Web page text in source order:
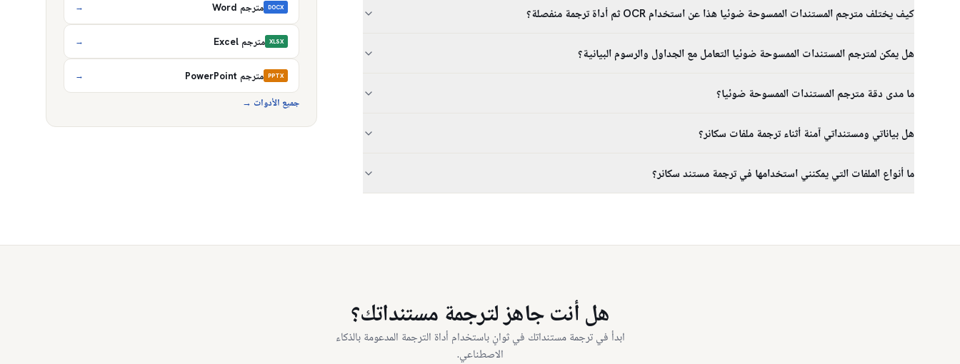
كيف يختلف مترجم المستندات الممسوحة ضوئيا هذا عن استخدام OCR ثم أداة ترجمة منفصلة؟
هل يمكن لمترجم المستندات الممسوحة ضوئيا التعامل مع الجداول والرسوم البيانية؟
ما مدى دقة مترجم المستندات الممسوحة ضوئيا؟
هل بياناتي ومستنداتي آمنة أثناء ترجمة ملفات سكانر؟
ما أنواع الملفات التي يمكنني استخدامها في ترجمة مستند سكانر؟
DOCX مترجم Word →
XLSX مترجم Excel →
PPTX مترجم PowerPoint →
جميع الأدوات →
هل أنت جاهز لترجمة مستنداتك؟
ابدأ في ترجمة مستنداتك في ثوانٍ باستخدام أداة الترجمة المدعومة بالذكاء
الاصطناعي.